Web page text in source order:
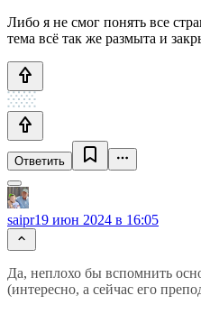
Либо я не смог понять все
тема всё так же размыта и
Ответить
saipr19 июн 2024 в 16:05
Да, неплохо бы вспомнить
(интересно, а сейчас его